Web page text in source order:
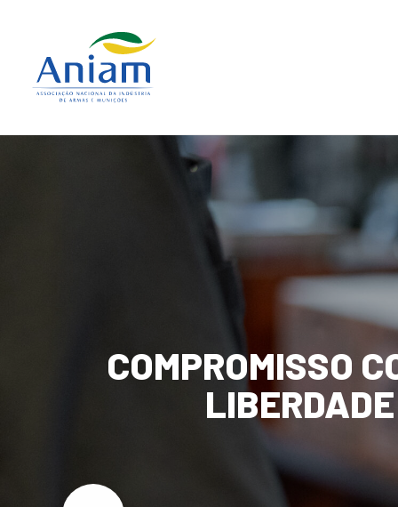
COMPROMISSO
LIBERDADE